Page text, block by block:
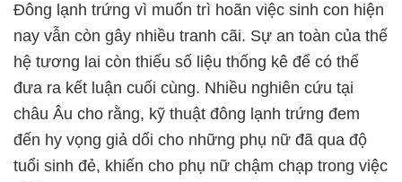
Đông lạnh trứng vì muốn trì hoãn việc sinh con hiện
nay vẫn còn gây nhiều tranh cãi. Sự an toàn của thế
hệ tương lai còn thiếu số liệu thống kê để có thể
đưa ra kết luận cuối cùng. Nhiều nghiên cứu tại
châu Âu cho rằng, kỹ thuật đông lạnh trứng đem
đến hy vọng giả dối cho những phụ nữ đã qua độ
tuổi sinh đẻ, khiến cho phụ nữ chậm chạp trong việc